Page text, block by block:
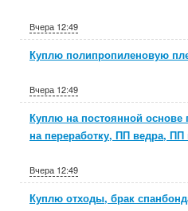
Вчера 12:49
Куплю полипропиленовую
Вчера 12:49
Куплю на постоянной
на переработку, ПП ведра,
Вчера 12:49
Куплю отходы, брак